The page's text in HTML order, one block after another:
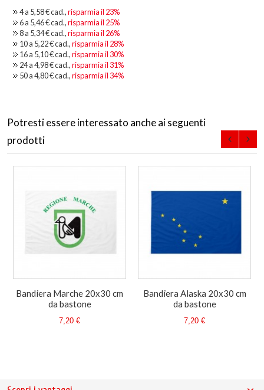
4 a 5,58 €cad.,risparmia il 23%
6 a 5,46 €cad.,risparmia il 25%
8 a 5,34 €cad.,risparmia il 26%
10 a 5,22 €cad.,risparmia il 28%
16 a 5,10 €cad.,risparmia il 30%
24 a4,98 €cad.,risparmia il 31%
50 a4,80 €cad.,risparmia il 34%
Potresti essere interessato anche ai seguenti
prodotti
Bandiera Marche 20x30 cm
da bastone
7,20 €
Bandiera Alaska 20x30 cm
da bastone
7,20 €